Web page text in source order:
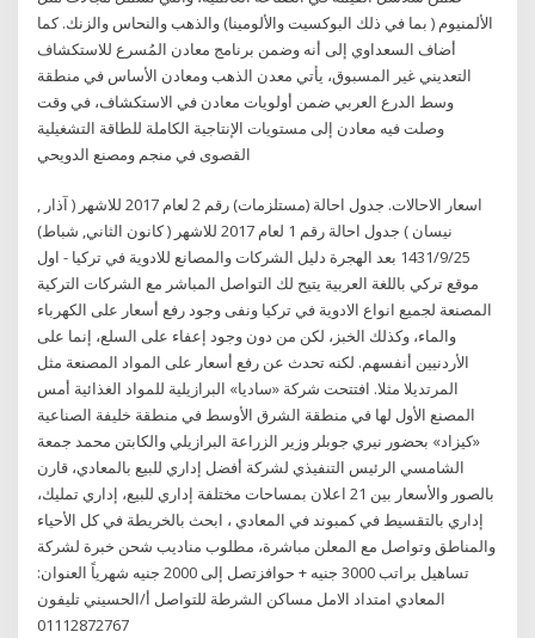
الألمنيوم ( بما في ذلك البوكسيت والألومينا) والذهب والنحاس والزنك. كما
أضاف السعداوي إلى أنه وضمن برنامج معادن المُسرع للاستكشاف
التعديني غير المسبوق، يأتي معدن الذهب ومعادن الأساس في منطقة
وسط الدرع العربي ضمن أولويات معادن في الاستكشاف، في وقت
وصلت فيه معادن إلى مستويات الإنتاجية الكاملة للطاقة التشغيلية
القصوى في منجم ومصنع الدويحي
اسعار الاحالات. جدول احالة (مستلزمات) رقم 2 لعام 2017 للاشهر ( آذار ,
نيسان ) جدول احالة رقم 1 لعام 2017 للاشهر ( كانون الثاني, شباط)
25‏‏/9‏‏/1431 بعد الهجرة دليل الشركات والمصانع للادوية في تركيا - اول
موقع تركي باللغة العربية يتيح لك التواصل المباشر مع الشركات التركية
المصنعة لجميع انواع الادوية في تركيا ونفى وجود رفع أسعار على الكهرباء
والماء، وكذلك الخبز، لكن من دون وجود إعفاء على السلع، إنما على
الأردنيين أنفسهم. لكنه تحدث عن رفع أسعار على المواد المصنعة مثل
المرتديلا مثلا. افتتحت شركة «ساديا» البرازيلية للمواد الغذائية أمس
المصنع الأول لها في منطقة الشرق الأوسط في منطقة خليفة الصناعية
«كيزاد» بحضور نيري جوبلر وزير الزراعة البرازيلي والكابتن محمد جمعة
الشامسي الرئيس التنفيذي لشركة أفضل إداري للبيع بالمعادي، قارن
بالصور والأسعار بين 21 اعلان بمساحات مختلفة إداري للبيع، إداري تمليك،
إداري بالتقسيط في كمبوند في المعادي ، ابحث بالخريطة في كل الأحياء
والمناطق وتواصل مع المعلن مباشرة، مطلوب مناديب شحن خبرة لشركة
تساهيل براتب 3000 جنيه + حوافزتصل إلى 2000 جنيه شهرياً العنوان:
المعادي امتداد الامل مساكن الشرطة للتواصل أ/الحسيني تليفون
01112872767